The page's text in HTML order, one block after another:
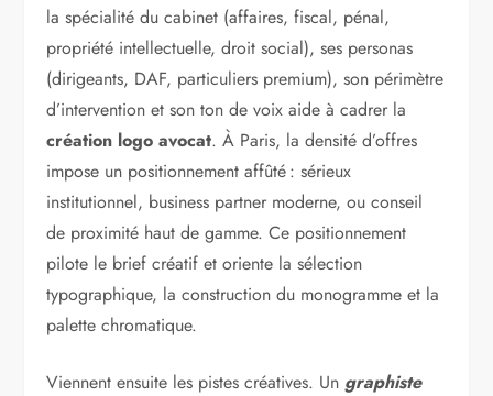
la spécialité du cabinet (affaires, fiscal, pénal,
propriété intellectuelle, droit social), ses personas
(dirigeants, DAF, particuliers premium), son périmètre
d’intervention et son ton de voix aide à cadrer la
création logo avocat. À Paris, la densité d’offres
impose un positionnement affûté : sérieux
institutionnel, business partner moderne, ou conseil
de proximité haut de gamme. Ce positionnement
pilote le brief créatif et oriente la sélection
typographique, la construction du monogramme et la
palette chromatique.
Viennent ensuite les pistes créatives. Ungraphiste